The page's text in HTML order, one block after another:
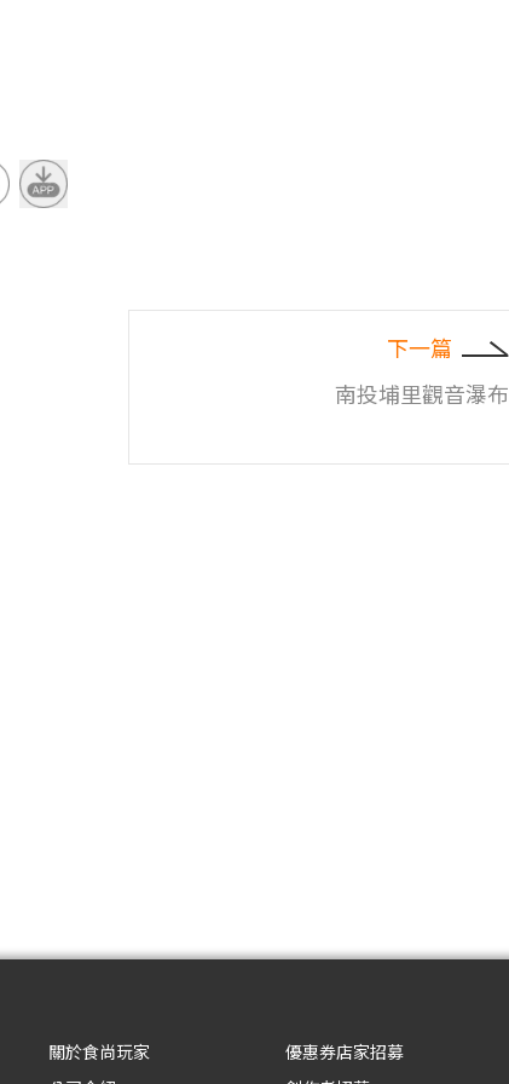
下一篇
南投埔里觀音瀑布
關於食尚玩家
優惠券店家招募